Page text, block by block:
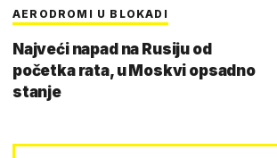
AERODROMI U BLOKADI
Najveći napad na Rusiju od
početka rata, u Moskvi opsadno
stanje